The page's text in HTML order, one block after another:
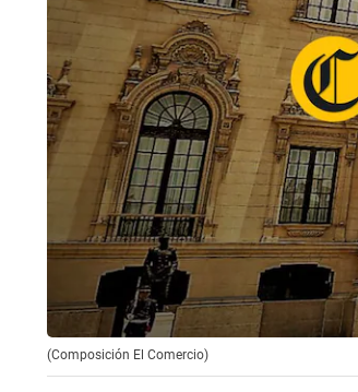
(Composición El Comercio)